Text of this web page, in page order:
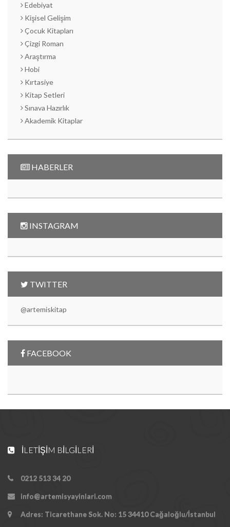
Edebiyat
Kişisel Gelişim
Çocuk Kitapları
Çizgi Roman
Araştırma
Hobi
Kırtasiye
Kitap Setleri
Sınava Hazırlık
Akademik Kitaplar
HABERLER
INSTAGRAM
TWITTER
@artemiskitap
FACEBOOK
İLETIŞIM BILGILERI
0212 513 34 20
info@artemisyayinlari.com
Adres: Ticarethane Sok. No: 15 34410 Cağaloğlu/İstanbul